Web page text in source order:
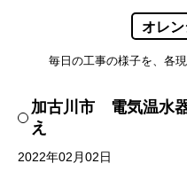
オレン
毎日の工事の様子を、各
加古川市 電気温水
え
2022年02月02日